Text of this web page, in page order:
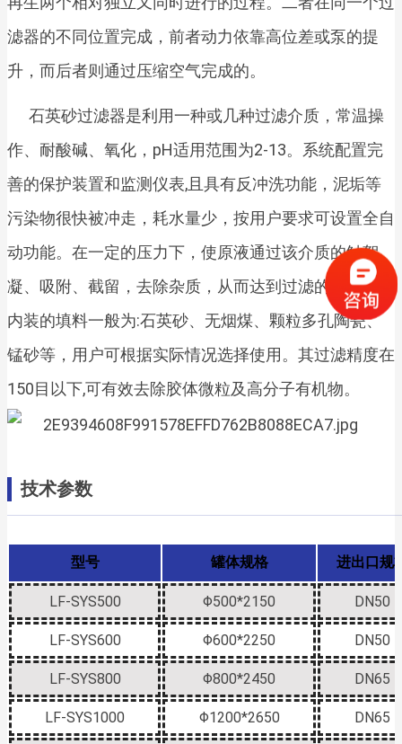
滤器的不同位置完成，前者动力依靠高位差或泵的提
升，而后者则通过压缩空气完成的。
石英砂过滤器是利用一种或几种过滤介质，常温操
作、耐酸碱、氧化，pH适用范围为2-13。系统配置完
善的保护装置和监测仪表,且具有反冲洗功能，泥垢等
污染物很快被冲走，耗水量少，按用户要求可设置全自
动功能。在一定的压力下，使原液通过该介质的触絮
凝、吸附、截留，去除杂质，从而达到过滤的目的。其
内装的填料一般为:石英砂、无烟煤、颗粒多孔陶瓷、
锰砂等，用户可根据实际情况选择使用。其过滤精度在
150目以下,可有效去除胶体微粒及高分子有机物。
技术参数
型号 罐体规格 进出口规
LF-SYS500 Φ500*2150 DN50
LF-SYS600 Φ600*2250 DN50
LF-SYS800 Φ800*2450 DN65
LF-SYS1000 Φ1200*2650 DN65